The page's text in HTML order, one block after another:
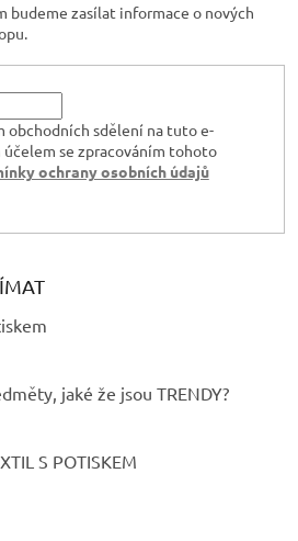
budeme zasílat informace o nových
obchodních sdělení na tuto e-
účelem se zpracováním tohoto
ochrany osobních údajů
jaké že jsou TRENDY?
S POTISKEM